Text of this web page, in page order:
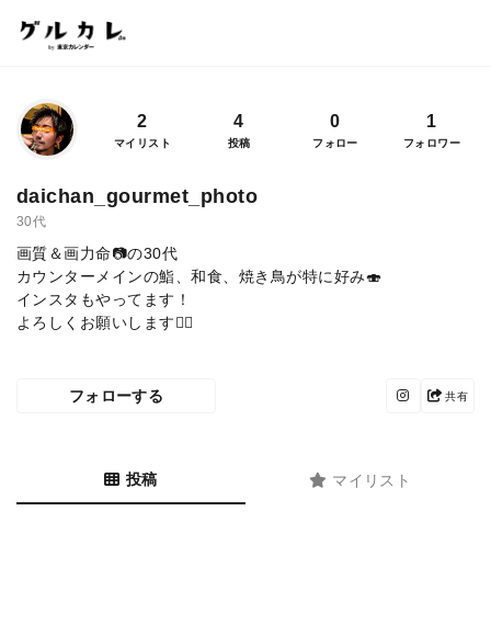
2
マイリスト
4
投稿
0
フォロー
1
フォロワー
daichan_gourmet_photo
30代
画質＆画力命📷の30代
カウンターメインの鮨、和食、焼き鳥が特に好み🍣
インスタもやってます！
よろしくお願いします🙇‍♂️
フォローする 共有
投稿 マイリスト